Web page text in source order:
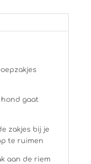
hond gaat
zakjes bij je
te ruimen
aan de riem